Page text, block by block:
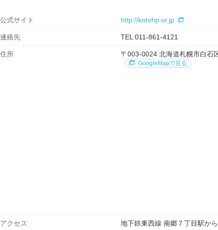
公式サイト http://kotohp.or.jp
連絡先 TEL 011-861-4121
住所 〒003-0024 北海道札幌市白石
GoogleMapで見る
アクセス 地下鉄東西線 南郷７丁目駅か